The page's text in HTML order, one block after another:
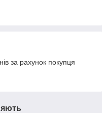
за рахунок покупця